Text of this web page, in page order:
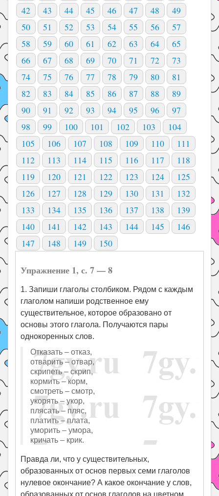
42
43 44 45 46 47 48
49
50
51 52 53 54 55 56
57
58
59 60 61 62 63 64
65
66
67 68 69 70 71 72
73
74
75 76 77 78 79 80
81
82
83 84 85 86 87 88
89
90
91 92 93 94 95 96
97
98
99 100 101 102 103
104
105
106 107 108 109 110
111
112
113 114 115 116 117
118
119
120 121 122 123 124
125
126
127 128 129 130 131
132
133
134 135 136 137 138
139
140
141 142 143 144 145
146
147
148 149 150
Упражнение 1, с. 7 — 8
1. Запиши глаголы столбиком. Рядом с каждым
глаголом напиши родственное ему
существительное, которое образовано от
основы этого глагола. Получаются пары
однокоренных слов.
Отказать – отказ,
отварить – отвар,
скрипеть – скрип,
кормить – корм,
смотреть – смотр,
укорять – укор,
плясать – пляс,
платить – плата,
уморить – умора,
кричать – крик.
Правда ли, что у существительных,
образованных от основ первых семи глаголов
нулевое окончание? А какое окончание у слов,
образованных от основ глаголов на цветном